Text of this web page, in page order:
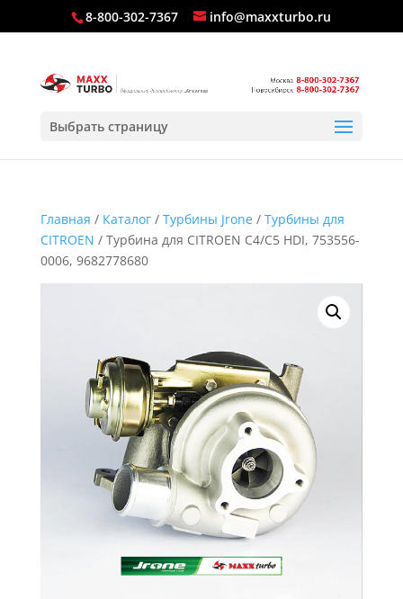
8-800-302-7367 info@maxxturbo.ru
Выбрать страницу
Главная / Каталог/ Турбины Jrone/ Турбины для
CITROEN / Турбина для CITROEN C4/C5 HDI, 753556-
0006, 9682778680